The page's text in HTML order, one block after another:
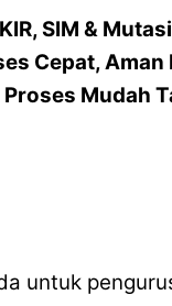
SIM &
Cepat,
Mudah
untuk